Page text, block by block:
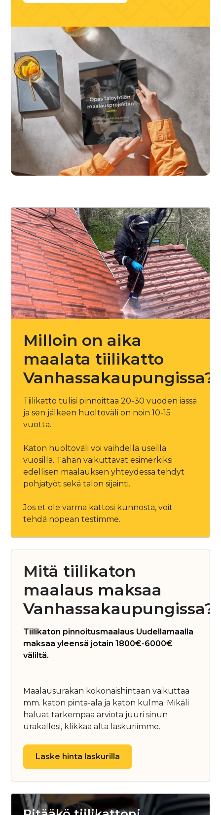
Milloin on aika
maalata tiilikatto
Vanhassakaupungissa?
Tiilikatto tulisi pinnoittaa 20-30 vuoden iässä
ja sen jälkeen huoltoväli on noin 10-15
vuotta.
Katon huoltoväli voi vaihdella useilla
vuosilla. Tähän vaikuttavat esimerkiksi
edellisen maalauksen yhteydessä tehdyt
pohjatyöt sekä talon sijainti.
Jos et ole varma kattosi kunnosta, voit
tehdä nopean testimme.
Mitä tiilikaton
maalaus maksaa
Vanhassakaupungissa?
Tiilikaton pinnoitusmaalaus Uudellamaalla
maksaa yleensä jotain 1800€-6000€
väliltä.
Maalausurakan kokonaishintaan vaikuttaa
mm. katon pinta-ala ja katon kulma. Mikäli
haluat tarkempaa arviota juuri sinun
urakallesi, klikkaa alta laskuriimme.
Laske hinta laskurilla